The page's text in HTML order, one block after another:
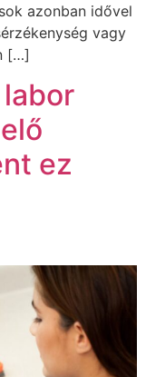
azonban idővel
vagy
[…]
ez